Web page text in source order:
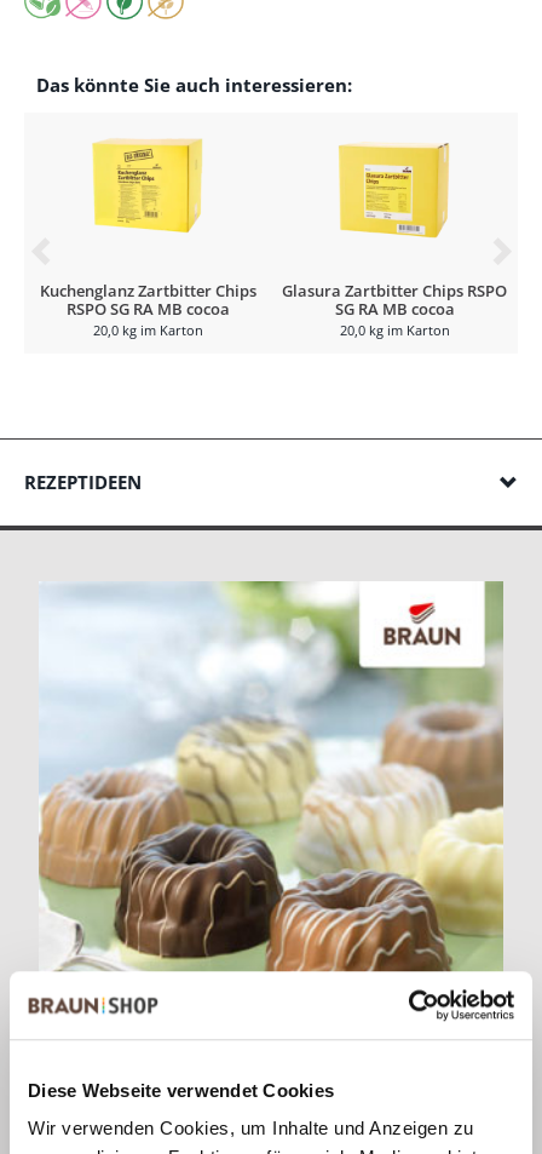
Diese Webseite verwendet Cookies
Wir verwenden Cookies, um Inhalte und Anzeigen zu
Das könnte Sie auch interessieren:
Kuchenglanz Zartbitter Chips
RSPO SG RA MB cocoa
20,0 kg im Karton
Glasura Zartbitter Chips RSPO
SG RA MB cocoa
20,0 kg im Karton
REZEPTIDEEN